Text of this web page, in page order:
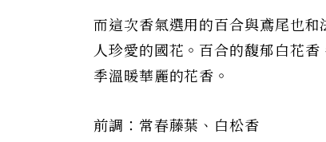
而這次香氣選用的百合與鳶尾也
人珍愛的國花。百合的馥郁白花
季溫暖華麗的花香。
前調：常春藤葉、白松香